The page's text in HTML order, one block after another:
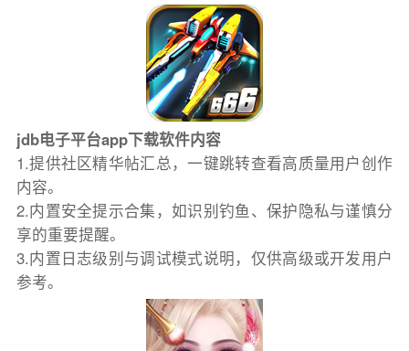
jdb电子平台app下载软件内容
1.提供社区精华帖汇总，一键跳转查看高质量用户创作
内容。
2.内置安全提示合集，如识别钓鱼、保护隐私与谨慎分
享的重要提醒。
3.内置日志级别与调试模式说明，仅供高级或开发用户
参考。